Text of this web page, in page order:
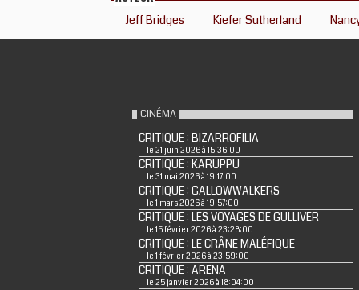
Jeff Bridges Kiefer Sutherland
CINÉMA
CRITIQUE : BIZARROFILIA
le 21 juin 2026 à 15:36:00
CRITIQUE : KARUPPU
le 31 mai 2026 à 19:17:00
CRITIQUE : GALLOWWALKERS
le 1 mars 2026 à 19:57:00
CRITIQUE : LES VOYAGES DE GULLIVER
le 15 février 2026 à 23:28:00
CRITIQUE : LE CRÂNE MALÉFIQUE
le 1 février 2026 à 23:59:00
CRITIQUE : ARENA
le 25 janvier 2026 à 18:04:00